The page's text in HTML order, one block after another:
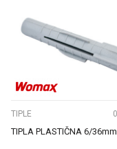
TIPLE
TIPLA PLASTIČNA 6/36mm